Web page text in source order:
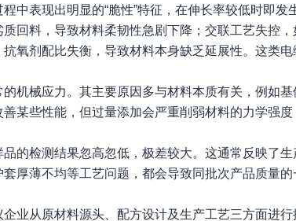
中表现出明显的“脆性”特征，在伸长率较低时即发
回料，导致材料柔韧性急剧下降；交联工艺失控
氧剂配比失衡，导致材料本身缺乏延展性。这类
机械应力。其主要原因多与材料本质有关，例如
某些性能，但过量添加会严重削弱材料的力学强
的检测结果忽高忽低，极差较大。这通常反映了
厚薄不均等工艺问题，都会导致同批次产品质量
业从原材料源头、配方设计及生产工艺三方面进